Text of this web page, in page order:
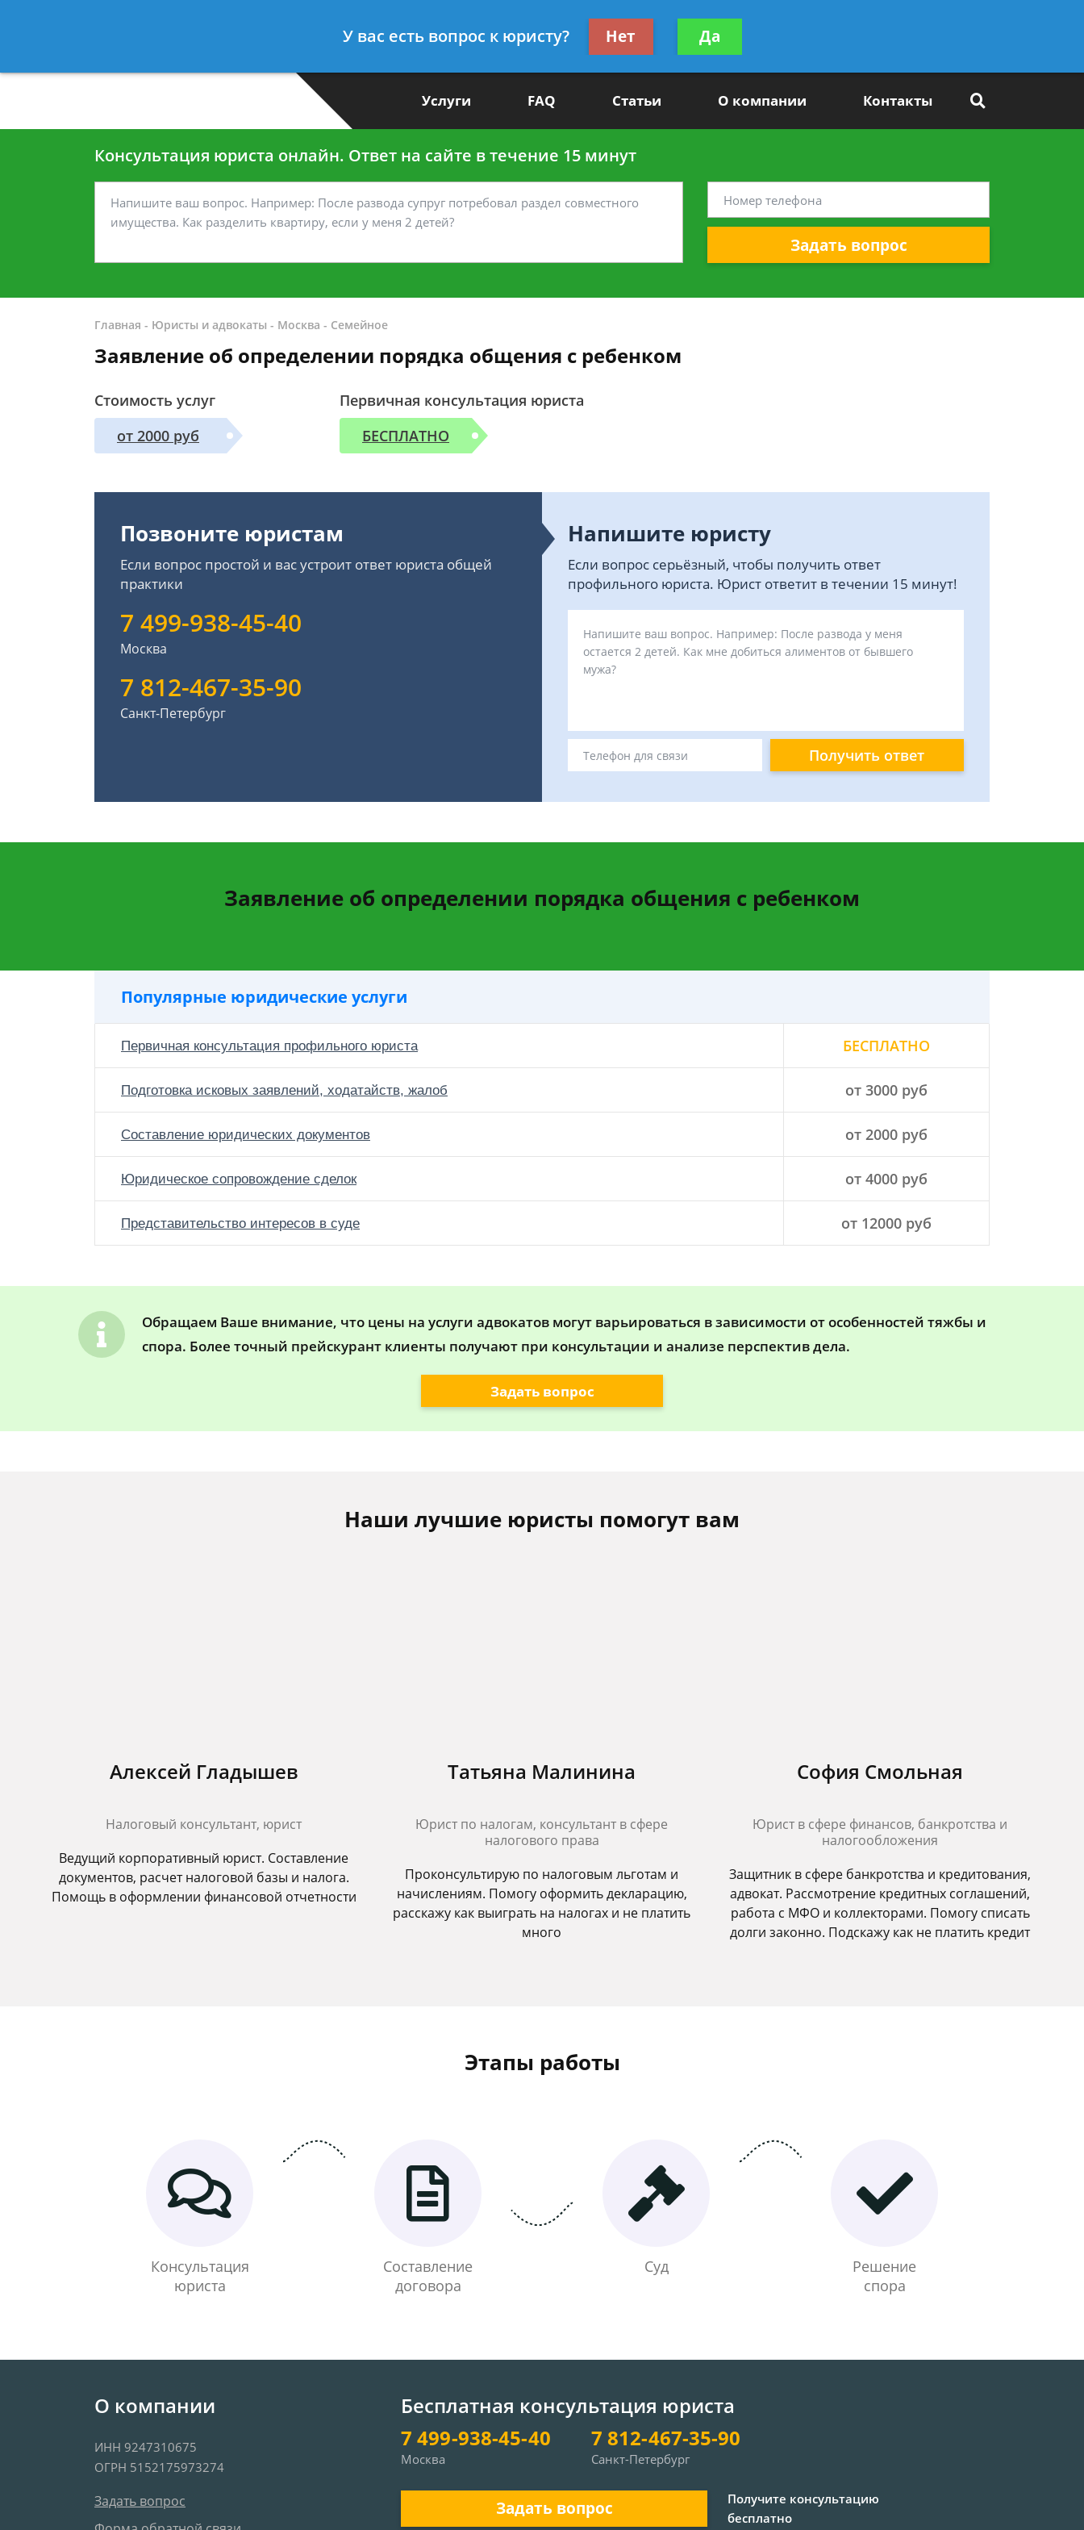
7 812-467-35-90
Получите консультацию
бесплатно
Услуги FAQ Статьи О компании Контакты
Консультация юриста онлайн. Ответ на сайте в течение 15 минут
Задать вопрос
Главная - Юристы и адвокаты - Москва - Семейное
Заявление об определении порядка общения с ребенком
Стоимость услуг
от 2000 руб
Первичная консультация юриста
БЕСПЛАТНО
Позвоните юристам
Если вопрос простой и вас устроит ответ юриста общей
практики
7 499-938-45-40
Москва
7 812-467-35-90
Санкт-Петербург
Напишите юристу
Если вопрос серьёзный, чтобы получить ответ
профильного юриста. Юрист ответит в течении 15 минут!
Получить ответ
Заявление об определении порядка общения с ребенком
Популярные юридические услуги
Первичная консультация профильного юриста БЕСПЛАТНО
Подготовка исковых заявлений, ходатайств, жалоб от 3000 руб
Составление юридических документов от 2000 руб
Юридическое сопровождение сделок от 4000 руб
Представительство интересов в суде от 12000 руб
Обращаем Ваше внимание, что цены на услуги адвокатов могут варьироваться в зависимости от особенностей тяжбы и
спора. Более точный прейскурант клиенты получают при консультации и анализе перспектив дела.
Задать вопрос
Наши лучшие юристы помогут вам
Алексей Гладышев
Налоговый консультант, юрист
Ведущий корпоративный юрист. Составление
документов, расчет налоговой базы и налога.
Помощь в оформлении финансовой отчетности
Татьяна Малинина
Юрист по налогам, консультант в сфере
налогового права
Проконсультирую по налоговым льготам и
начислениям. Помогу оформить декларацию,
расскажу как выиграть на налогах и не платить
много
София Смольная
Юрист в сфере финансов, банкротства и
налогообложения
Защитник в сфере банкротства и кредитования,
адвокат. Рассмотрение кредитных соглашений,
работа с МФО и коллекторами. Помогу списать
долги законно. Подскажу как не платить кредит
Этапы работы
Консультация
юриста
Составление
договора
Суд
Решение
спора
О компании
ИНН 9247310675
ОГРН 5152175973274
Задать вопрос
Бесплатная консультация юриста
7 499-938-45-40
Москва
7 812-467-35-90
Санкт-Петербург
Задать вопрос
Получите консультацию
бесплатно
У вас есть вопрос к юристу? Нет Да